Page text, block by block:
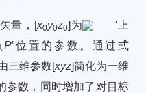
量，[x0y0z0]为
′上
P′位置的参数。通过式
三维参数[xyz]简化为一维
参数，同时增加了对目标